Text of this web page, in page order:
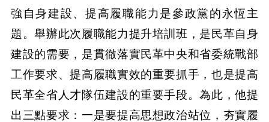
強自身建設、提高履職能力是參政黨的永恆主
題。舉辦此次履職能力提升培訓班，是民革自身
建設的需要，是貫徹落實民革中央和省委統戰部
工作要求、提高履職實效的重要抓手，也是提高
民革全省人才隊伍建設的重要手段。為此，他提
出三點要求：一是要提高思想政治站位，夯實履